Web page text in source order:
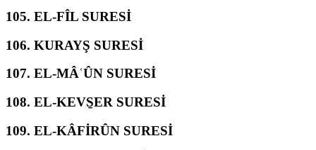
105. EL-FÎL SURESİ
106. KURAYŞ SURESİ
107. EL-MÂʿÛN SURESİ
108. EL-KEVS̱ER SURESİ
109. EL-KÂFİRÛN SURESİ